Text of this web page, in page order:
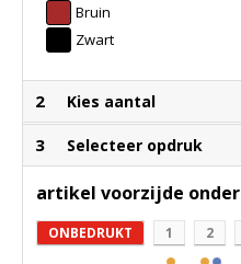
Bruin
Zwart
2 Kies aantal
3 Selecteer opdruk
artikel voorzijde onder
ONBEDRUKT 1 2